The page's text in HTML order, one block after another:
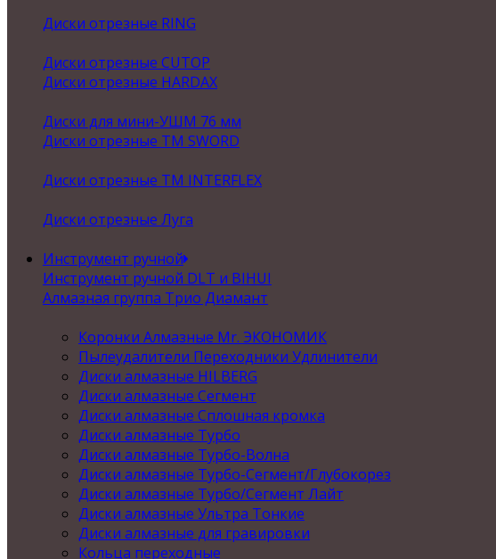
Диски отрезные RING
Диски отрезные CUTOP
Диски отрезные HARDAX
Диски для мини-УШМ 76 мм
Диски отрезные ТМ SWORD
Диски отрезные ТМ INTERFLEX
Диски отрезные Луга
Инструмент ручной
Инструмент ручной DLT и BIHUI
Алмазная группа Трио Диамант
Коронки Алмазные Mr. ЭКОНОМИК
Пылеудалители Переходники Удлинители
Диски алмазные HILBERG
Диски алмазные Сегмент
Диски алмазные Сплошная кромка
Диски алмазные Турбо
Диски алмазные Турбо-Волна
Диски алмазные Турбо-Сегмент/Глубокорез
Диски алмазные Турбо/Сегмент Лайт
Диски алмазные Ультра Тонкие
Диски алмазные для гравировки
Кольца переходные